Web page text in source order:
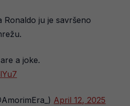
Ronaldo ju je savršeno
a joke.
April 12, 2025